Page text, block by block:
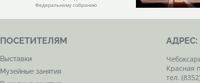
Федеральному собранию
ПОСЕТИТЕЛЯМ
Выставки
Музейные занятия
АДРЕС:
Красная
тел.